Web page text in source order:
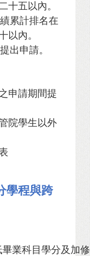
十五以內。
累計排名在
以內。
出申請。
申請期間提
院學生以外
學程與跨
業科目學分及加